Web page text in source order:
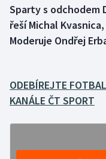
Golf
Házená
Sparty s odchodem
řeší Michal
Moderuje Ondřej
ODEBÍREJTE
KANÁLE ČT SPORT